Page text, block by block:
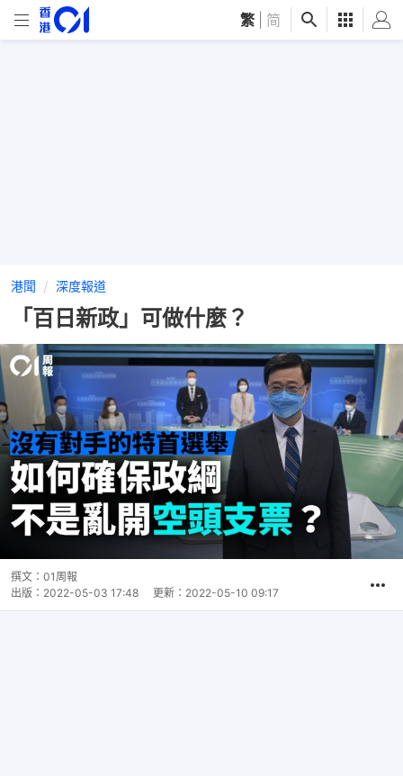
繁 简
港聞 深度報道
「百日新政」可做什麼？
撰文： 01周報
出版： 2022-05-03 17:48 更新： 2022-05-10 09:17